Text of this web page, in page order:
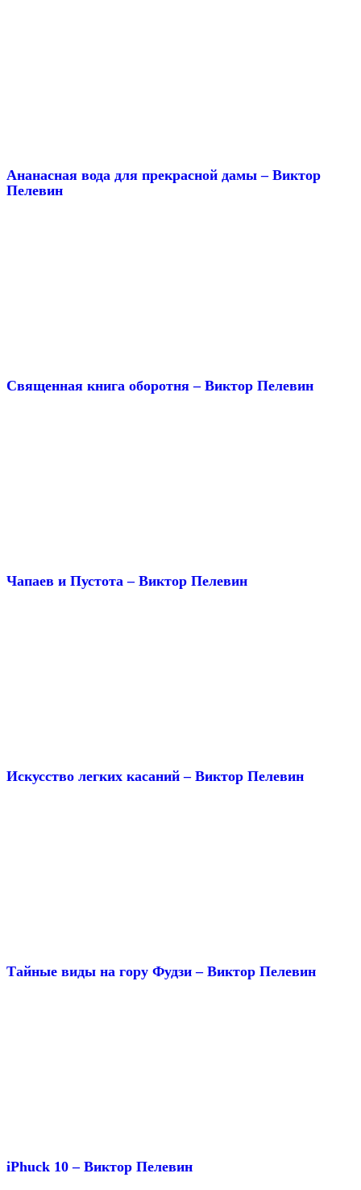
Ананасная вода для прекрасной дамы – Виктор
Пелевин
Священная книга оборотня – Виктор Пелевин
Чапаев и Пустота – Виктор Пелевин
Искусство легких касаний – Виктор Пелевин
Тайные виды на гору Фудзи – Виктор Пелевин
iPhuck 10 – Виктор Пелевин